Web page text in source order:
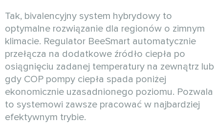
Tak, bivalencyjny system hybrydowy to
optymalne rozwiązanie dla regionów o zimnym
klimacie. Regulator BeeSmart automatycznie
przełącza na dodatkowe źródło ciepła po
osiągnięciu zadanej temperatury na zewnątrz lub
gdy COP pompy ciepła spada poniżej
ekonomicznie uzasadnionego poziomu. Pozwala
to systemowi zawsze pracować w najbardziej
efektywnym trybie.